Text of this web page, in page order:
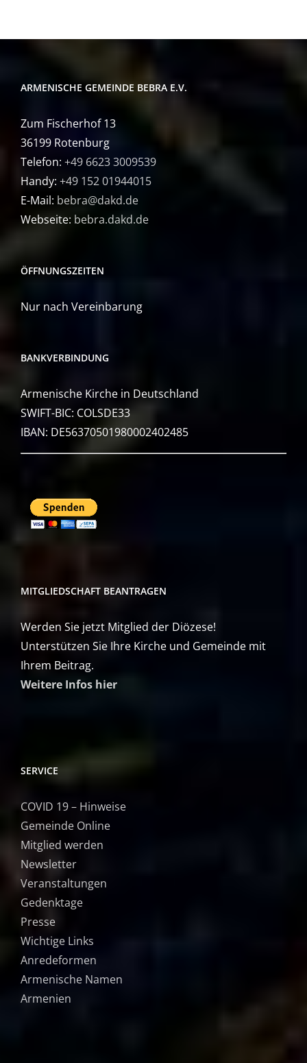
ARMENISCHE GEMEINDE BEBRA E.V.
Zum Fischerhof 13
36199 Rotenburg
Telefon: +49 6623 3009539
Handy: +49 152 01944015
E-Mail: bebra@dakd.de
Webseite: bebra.dakd.de
ÖFFNUNGSZEITEN
Nur nach Vereinbarung
BANKVERBINDUNG
Armenische Kirche in Deutschland
SWIFT-BIC: COLSDE33
IBAN: DE56370501980002402485
MITGLIEDSCHAFT BEANTRAGEN
Werden Sie jetzt Mitglied der Diözese!
Unterstützen Sie Ihre Kirche und Gemeinde mit
Ihrem Beitrag.
Weitere Infos hier
SERVICE
COVID 19 – Hinweise
Gemeinde Online
Mitglied werden
Newsletter
Veranstaltungen
Gedenktage
Presse
Wichtige Links
Anredeformen
Armenische Namen
Armenien